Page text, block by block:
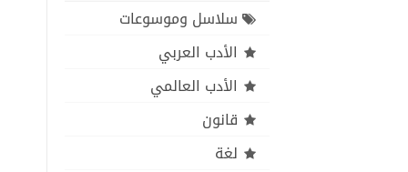
سلاسل وموسوعات
الأدب العربي
الأدب العالمي
قانون
لغة